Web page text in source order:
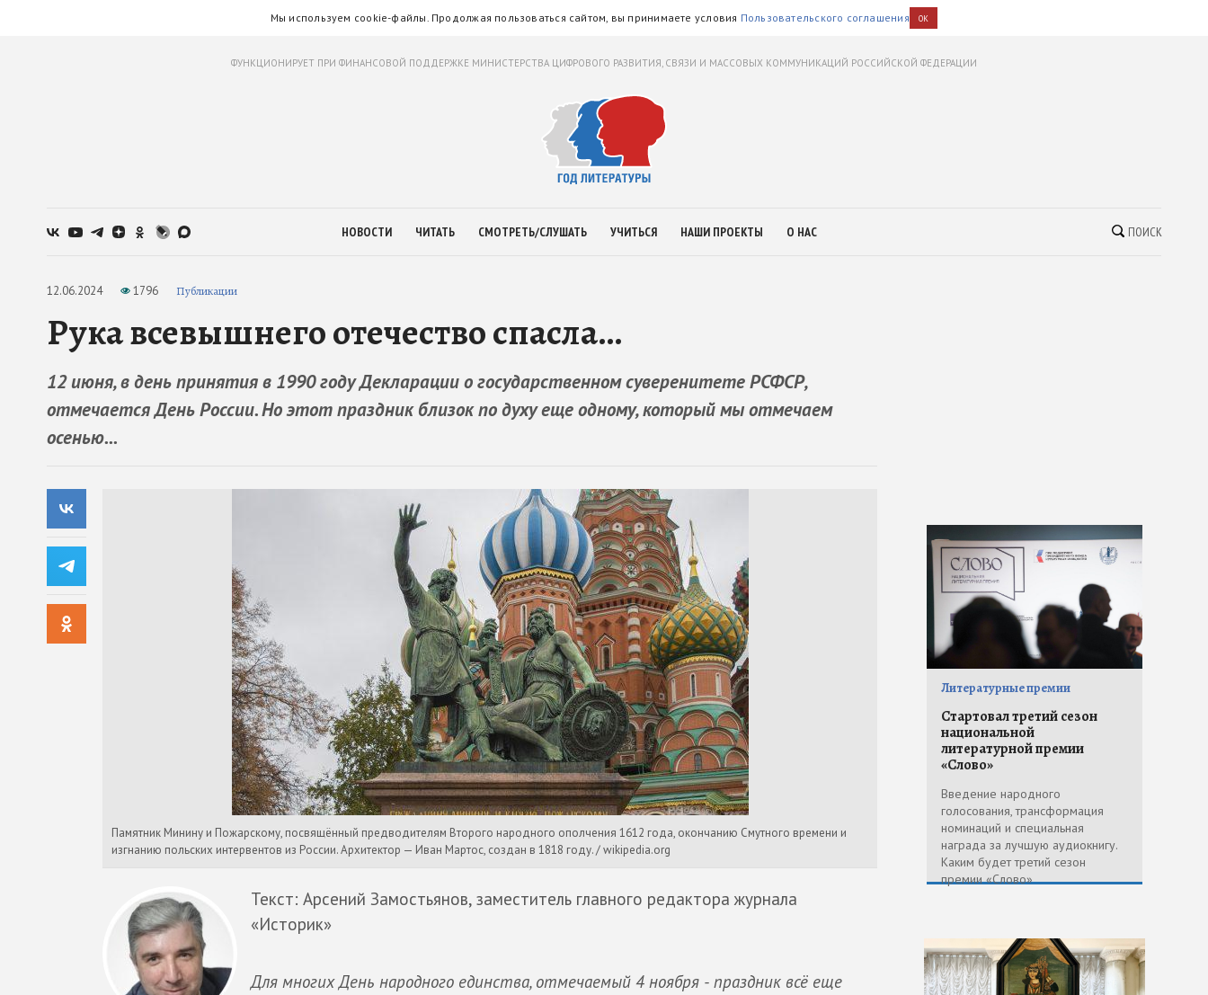
Мы используем cookie-файлы. Продолжая пользоваться сайтом, вы принимаете условия Пользовательского соглашения OK
ФУНКЦИОНИРУЕТ ПРИ ФИНАНСОВОЙ ПОДДЕРЖКЕ МИНИСТЕРСТВА ЦИФРОВОГО РАЗВИТИЯ, СВЯЗИ И МАССОВЫХ КОММУНИКАЦИЙ РОССИЙСКОЙ ФЕДЕРАЦИИ
НОВОСТИ ЧИТАТЬ СМОТРЕТЬ/СЛУШАТЬ УЧИТЬСЯ НАШИ ПРОЕКТЫ О НАС ПОИСК
12.06.2024 1796 Публикации
Рука всевышнего отечество спасла…
12 июня, в день принятия в 1990 году Декларации о государственном суверенитете РСФСР,
отмечается День России. Но этот праздник близок по духу еще одному, который мы отмечаем
осенью...
Памятник Минину и Пожарскому, посвящённый предводителям Второго народного ополчения 1612 года, окончанию Смутного времени и
изгнанию польских интервентов из России. Архитектор — Иван Мартос, создан в 1818 году. / wikipedia.org
Текст: Арсений Замостьянов, заместитель главного редактора журнала
«Историк»
Для многих День народного единства, отмечаемый 4 ноября - праздник всё еще
Литературные премии
Стартовал третий сезон
национальной
литературной премии
«Слово»
Введение народного
голосования, трансформация
номинаций и специальная
награда за лучшую аудиокнигу.
Каким будет третий сезон
премии «Слово»